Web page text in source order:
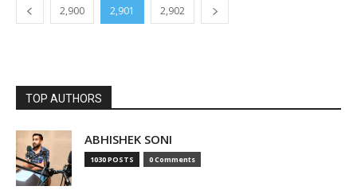
2,900 2,901 2,902
TOP AUTHORS
ABHISHEK SONI
1030 POSTS 0 Comments